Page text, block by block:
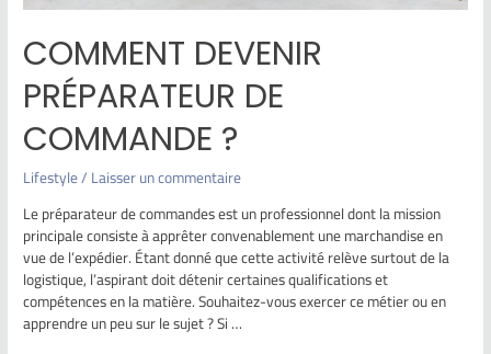
COMMENT DEVENIR
PRÉPARATEUR DE
COMMANDE ?
Lifestyle/Laisser un commentaire
Le préparateur de commandes est un professionnel dont la mission
principale consiste à apprêter convenablement une marchandise en
vue de l’expédier. Étant donné que cette activité relève surtout de la
logistique, l’aspirant doit détenir certaines qualifications et
compétences en la matière. Souhaitez-vous exercer ce métier ou en
apprendre un peu sur le sujet ? Si …